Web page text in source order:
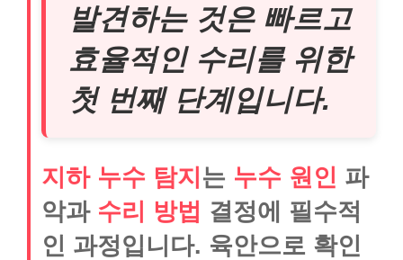
발견하는 것은 빠르고
효율적인 수리를 위한
첫 번째 단계입니다.
지하 누수 탐지 는 누수 원인 파
악과 수리 방법 결정에 필수적
인 과정입니다. 육안으로 확인